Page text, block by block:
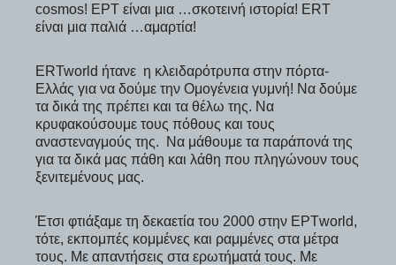
cosmos! ΕΡΤ είναι μια …σκοτεινή ιστορία! ERT
είναι μια παλιά …αμαρτία!
ΕRTworld ήτανε η κλειδαρότρυπα στην πόρτα-
Ελλάς για να δούμε την Ομογένεια γυμνή! Να δούμε
τα δικά της πρέπει και τα θέλω της. Να
κρυφακούσουμε τους πόθους και τους
αναστεναγμούς της. Να μάθουμε τα παράπονά της
για τα δικά μας πάθη και λάθη που πληγώνουν τους
ξενιτεμένους μας.
Έτσι φτιάξαμε τη δεκαετία του 2000 στην ΕΡΤworld,
τότε, εκπομπές κομμένες και ραμμένες στα μέτρα
τους. Με απαντήσεις στα ερωτήματά τους. Με